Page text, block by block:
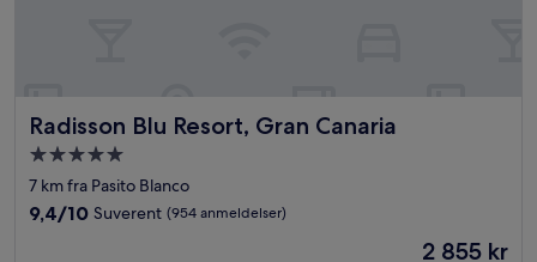
Radisson Blu Resort, Gran Canaria
Radisson Blu Resort, Gran Canaria
Overnattingssted
med
5.0
stjerner
7 km fra Pasito Blanco
9.4
9,4/10 Suverent (954 anmeldelser)
Prisen
2 855 kr